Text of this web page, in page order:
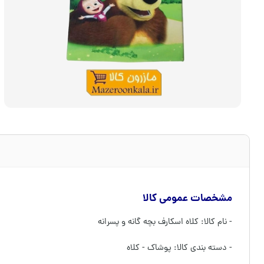
مشخصات عمومی کالا
- نام کالا: کلاه اسکارف بچه گانه و پسرانه
- دسته بندی کالا: پوشاک - کلاه